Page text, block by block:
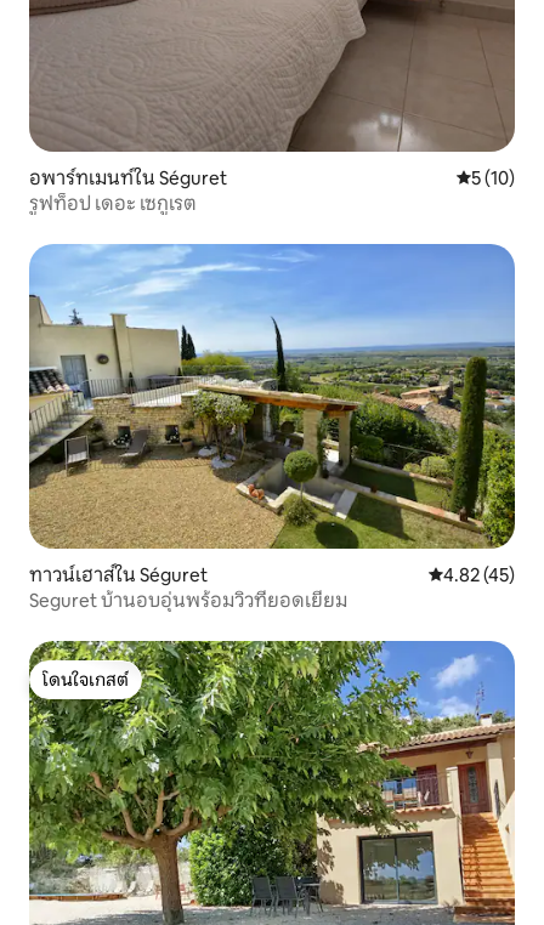
อพาร์ทเมนท์ใน Séguret คะแนนเฉลี่
5 (10)
รูฟท็อป เดอะ เซกูเรต
ทาวน์เฮาส์ใน Séguret คะแนนเฉลี่ย
4.82 (45)
Seguret บ้านอบอุ่นพร้อมวิวที่ยอดเยี่ยม
โดนใจเกสต์
โดนใจเกสต์